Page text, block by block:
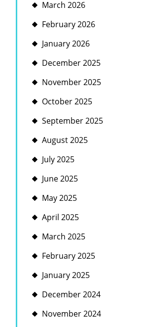
March 2026
February 2026
January 2026
December 2025
November 2025
October 2025
September 2025
August 2025
July 2025
June 2025
May 2025
April 2025
March 2025
February 2025
January 2025
December 2024
November 2024